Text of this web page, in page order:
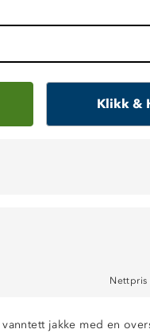
Klikk &
Nettpris
jakke med en